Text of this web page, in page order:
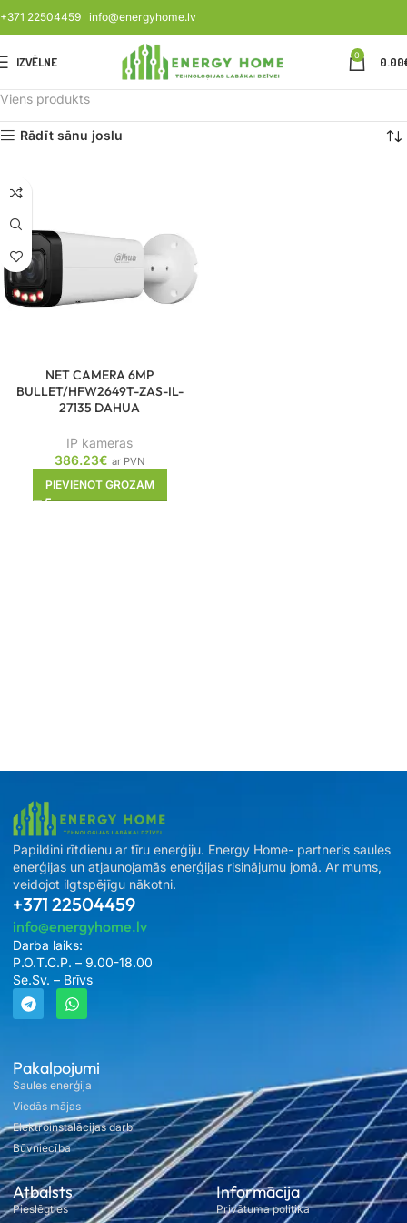
+371 22504459 info@energyhome.lv
IZVĒLNE 0 0.00
Viens produkts
Rādīt sānu joslu
NET CAMERA 6MP
BULLET/HFW2649T-ZAS-IL-
27135 DAHUA
IP kameras
386.23€ ar PVN
PIEVIENOT GROZAM
Pakalpojumi
Saules enerģija
Viedās mājas
Elektroinstalācijas darbi
Būvniecība
Atbalsts
Pieslēgties
Informācija
Privātuma politika
Papildini rītdienu ar tīru enerģiju. Energy Home- partneris saules
enerģijas un atjaunojamās enerģijas risinājumu jomā. Ar mums,
veidojot ilgtspējīgu nākotni.
+371 22504459
info@energyhome.lv
Darba laiks:
P.O.T.C.P. – 9.00-18.00
Se.Sv. – Brīvs